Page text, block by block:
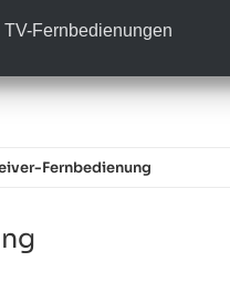
TV-Fernbedienungen
Fernbedienung